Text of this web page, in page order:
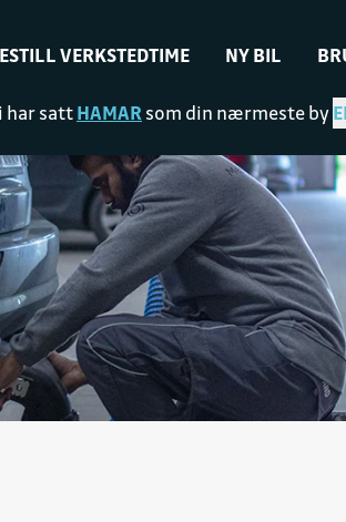
VERKSTEDTIME NY BIL
har sattHAMAR som din nærmeste by